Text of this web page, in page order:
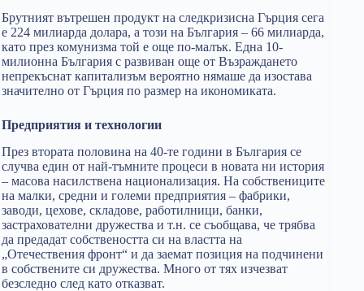
Брутният вътрешен продукт на следкризисна Гърция сега
е 224 милиарда долара, а този на България – 66 милиарда,
като през комунизма той е още по-малък. Една 10-
милионна България с развиван още от Възраждането
непрекъснат капитализъм вероятно нямаше да изостава
значително от Гърция по размер на икономиката.
Предприятия и технологии
През втората половина на 40-те години в България се
случва един от най-тъмните процеси в новата ни история
– масова насилствена национализация. На собствениците
на малки, средни и големи предприятия – фабрики,
заводи, цехове, складове, работилници, банки,
застрахователни дружества и т.н. се съобщава, че трябва
да предадат собствеността си на властта на
„Отечествения фронт“ и да заемат позиция на подчинени
в собствените си дружества. Много от тях изчезват
безследно след като отказват.